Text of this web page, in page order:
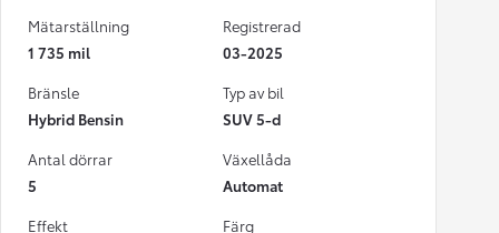
Mätarställning
1 735 mil
Registrerad
03-2025
Bränsle
Hybrid Bensin
Typ av bil
SUV 5-d
Antal dörrar
5
Växellåda
Automat
Effekt
Färg